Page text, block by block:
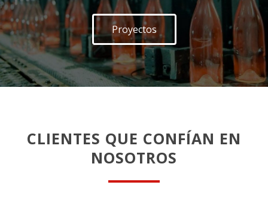
Proyectos
CLIENTES QUE CONFÍAN EN
NOSOTROS